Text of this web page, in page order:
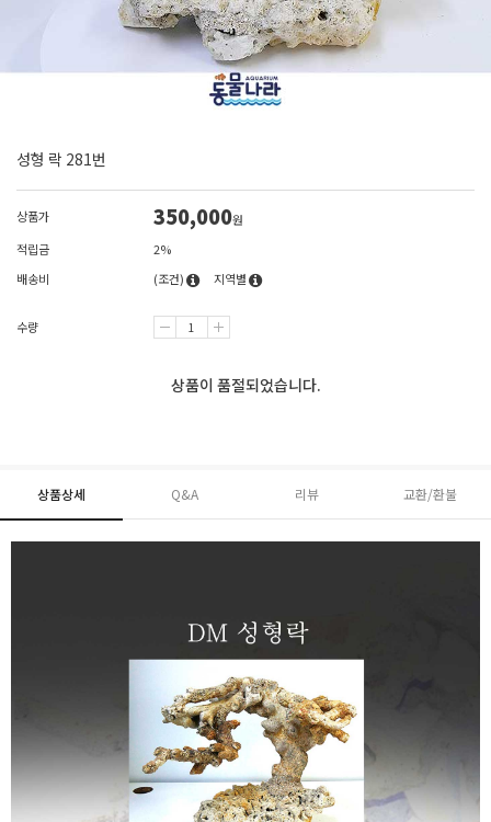
성형 락 281번
상품가 350,000원
적립금
2%
배송비
(조건) 지역별
수량
상품이 품절되었습니다.
상품상세 Q&A 리뷰 교환/환불